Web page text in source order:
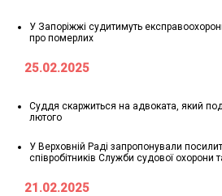
У Запоріжжі судитимуть
про померлих
25.02.2025
Суддя скаржиться на адвоката, який
лютого
У Верховній Раді запропонували
співробітників Служби судової охорони
21.02.2025